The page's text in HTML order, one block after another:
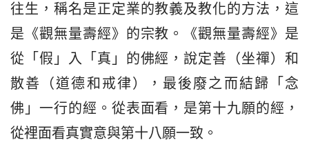
往生，稱名是正定業的教義及教化的方法，這
是《觀無量壽經》的宗教。《觀無量壽經》是
從「假」入「真」的佛經，說定善（坐禪）和
散善（道德和戒律），最後廢之而結歸「念
佛」一行的經。從表面看，是第十九願的經，
從裡面看真實意與第十八願一致。